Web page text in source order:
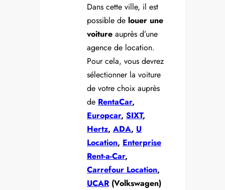
Dans cette ville, il est
possible de louer une
voiture auprès d’une
agence de location.
Pour cela, vous devrez
sélectionner la voiture
de votre choix auprès
de RentaCar,
Europcar, SIXT,
Hertz, ADA, U
Location, Enterprise
Rent-a-Car,
Carrefour Location,
UCAR (Volkswagen)